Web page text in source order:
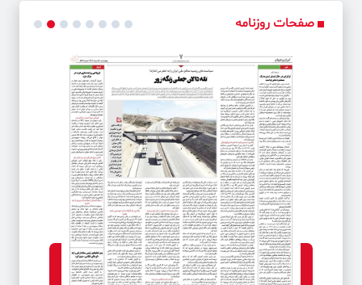
اعزام کاروان خودرویی خودپردازهای سیار بانک سپه به نقاط مرزی
کد خبر: 50357
حمایت بانک صادرات ایران از تولید، اشتغال و معیشت در
آذربایجان‌شرقی
کد خبر: 50358
تشریح دستاوردهای حوزه اعتباری بانک توسعه صادرات ایران
کد خبر: 50359
«همراه شهر پلاس بانک شهر» با طراحی نوین و رابط کاربری جدید
بروز رسانی شد
صفحات روزنامه